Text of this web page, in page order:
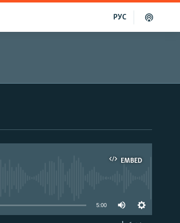
РУС
EMBED
5:00